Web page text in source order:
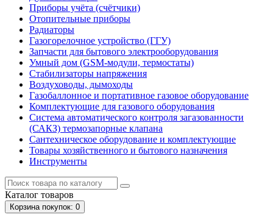
Приборы учёта (счётчики)
Отопительные приборы
Радиаторы
Газогорелочное устройство (ГГУ)
Запчасти для бытового электрооборудования
Умный дом (GSM-модули, термостаты)
Cтабилизаторы напряжения
Воздуховоды, дымоходы
Газобаллонное и портативное газовое оборудование
Комплектующие для газового оборудования
Система автоматического контроля загазованности
(САКЗ) термозапорные клапана
Сантехническое оборудование и комплектующие
Товары хозяйственного и бытового назначения
Инструменты
Каталог товаров
Корзинапокупок: 0